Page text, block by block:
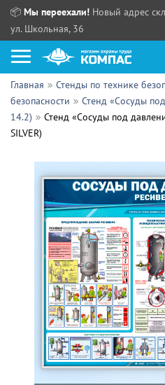
📦 Мы переехали! Новый адрес
ул. Школьная, 36
Как купить?
Прайс-листы
Партнерам
Поставщикам
Обзоры
Контакты
СБ, ВС:
Выдача продукции:
Главная Стенды по технике
безопасности
Стенд «Сосуды
14.2)
Стенд «Сосуды под
SILVER)